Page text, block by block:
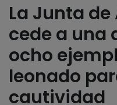
La Junta
cede a una
ocho
leonado
cautividad